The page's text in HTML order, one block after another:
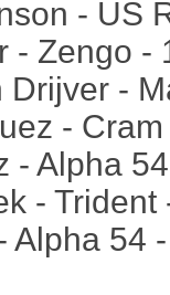
- US
- Zengo -
-
-
- Alpha
- Trident
Alpha 54